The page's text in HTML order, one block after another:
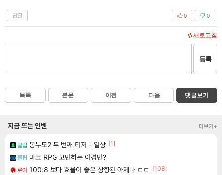
답글 0
0
새로고침
등록
목록 본문 이전 다음 댓글보기
지금 뜨는 인벤 더보기+
클립 봉누도2 두 번째 티저 - 일상 [1]
클립 마크 RPG 고민하는 이경민?
로아 100:8 보다 효율이 좋은 상향된 아제나 ㄷㄷ
[108]